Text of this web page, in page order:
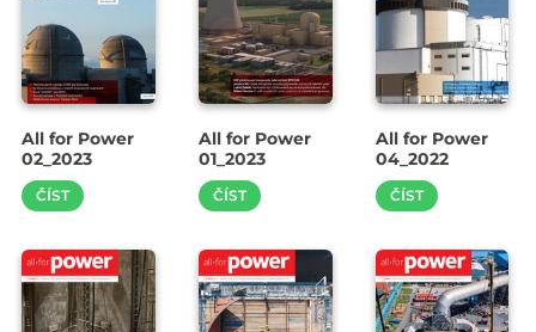
All for Power
02_2023
ČÍST
All for Power
01_2023
ČÍST
All for Power
04_2022
ČÍST